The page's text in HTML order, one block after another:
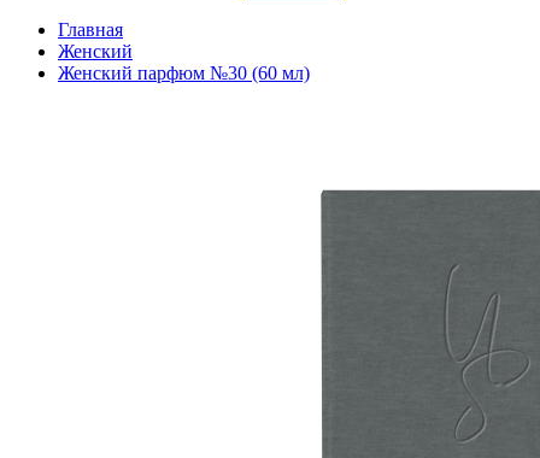
Главная
Женский
Женский парфюм №30 (60 мл)